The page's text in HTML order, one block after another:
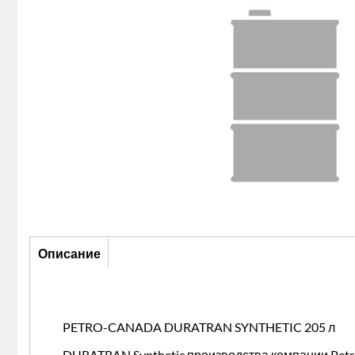
Описание
Описание
PETRO-CANADA DURATRAN SYNTHETIC 205 л